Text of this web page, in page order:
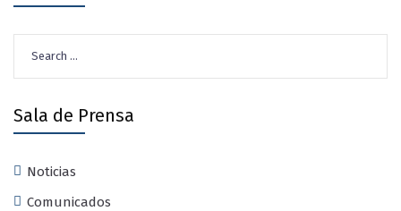
for:
Sala de Prensa
Noticias
Comunicados